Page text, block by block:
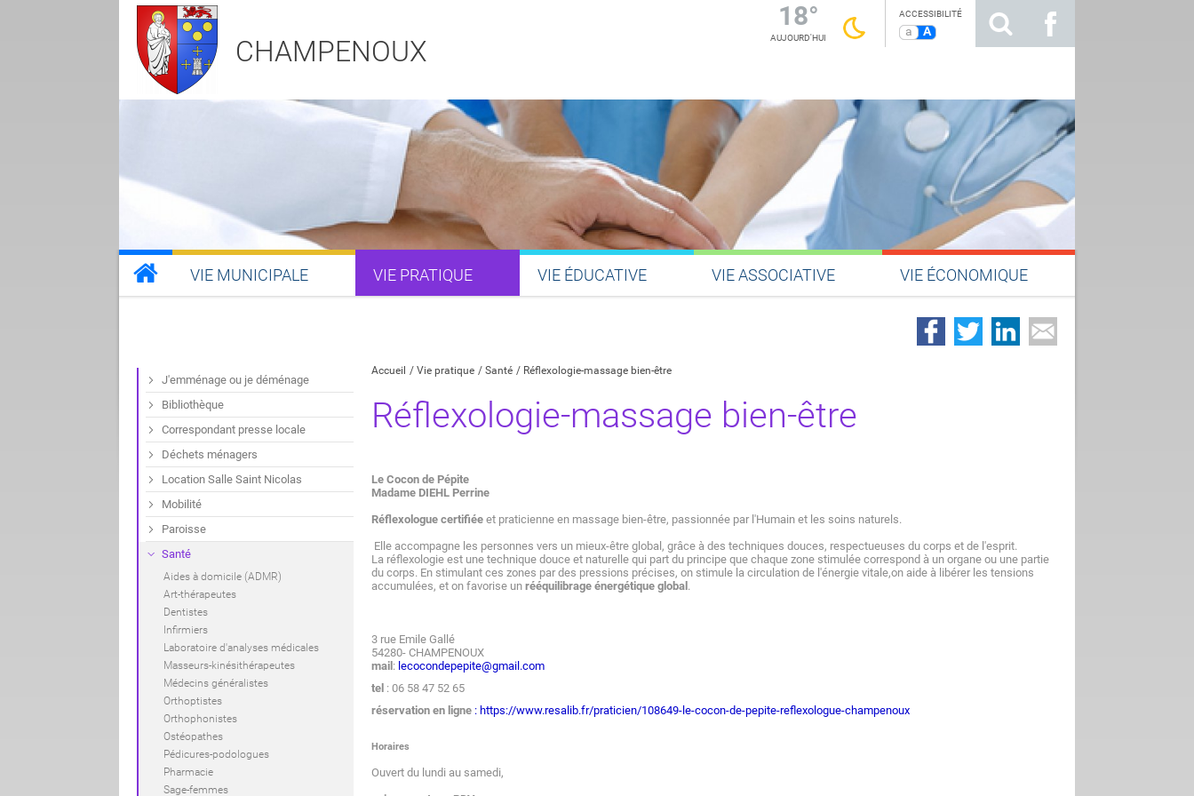
18°
AUJOURD'HUI
ACCESSIBILITÉ
a A
CHAMPENOUX
VIE MUNICIPALE VIE PRATIQUE VIE ÉDUCATIVE VIE ASSOCIATIVE VIE ÉCONOMIQUE
Accueil Vie pratique Santé Réflexologie-massage bien-être
Réflexologie-massage bien-être
Le Cocon de Pépite
Madame DIEHL Perrine
Réflexologue certifiée et praticienne en massage bien-être, passionnée par l'Humain et les soins naturels.
Elle accompagne les personnes vers un mieux-être global, grâce à des techniques douces, respectueuses du corps et de l'esprit.
La réflexologie est une technique douce et naturelle qui part du principe que chaque zone stimulée correspond à un organe ou une partie
du corps. En stimulant ces zones par des pressions précises, on stimule la circulation de l'énergie vitale,on aide à libérer les tensions
accumulées, et on favorise un rééquilibrage énergétique global.
3 rue Emile Gallé
54280- CHAMPENOUX
mail: lecocondepepite@gmail.com
tel : 06 58 47 52 65
réservation en ligne : https://www.resalib.fr/praticien/108649-le-cocon-de-pepite-reflexologue-champenoux
Horaires
Ouvert du lundi au samedi,
J'emménage ou je déménage
Bibliothèque
Correspondant presse locale
Déchets ménagers
Location Salle Saint Nicolas
Mobilité
Paroisse
Santé
Aides à domicile (ADMR)
Art-thérapeutes
Dentistes
Infirmiers
Laboratoire d'analyses médicales
Masseurs-kinésithérapeutes
Médecins généralistes
Orthoptistes
Orthophonistes
Ostéopathes
Pédicures-podologues
Pharmacie
Sage-femmes